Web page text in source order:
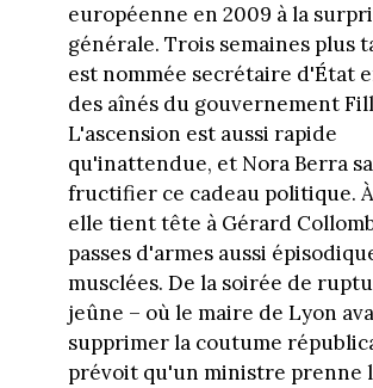
européenne en 2009 à la
générale. Trois semaines plus
est nommée secrétaire d'État
des aînés du gouvernement
L'ascension est aussi rapide
qu'inattendue, et Nora Berra
fructifier ce cadeau politique.
elle tient tête à Gérard
passes d'armes aussi
musclées. De la soirée de
jeûne – où le maire de Lyon
supprimer la coutume
prévoit qu'un ministre prenne